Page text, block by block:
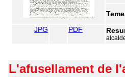
JPG PDF
L'afusellament de